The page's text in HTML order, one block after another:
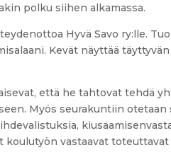
polku siihen alkamassa.
Hyvä Savo ry:lle.
Kevät näyttää
että he tahtovat tehdä
Myös seurakuntiin
vastaavat